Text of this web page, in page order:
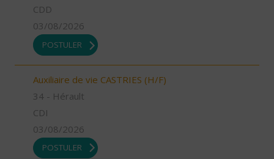
CDD
03/08/2026
POSTULER
Auxiliaire de vie CASTRIES (H/F)
34 - Hérault
CDI
03/08/2026
POSTULER